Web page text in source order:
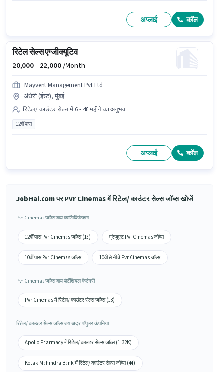
अप्लाई कॉल
रिटेल सेल्स एग्जीक्यूटिव
20,000 - 22,000/Month
Mayvent Management Pvt Ltd
अंधेरी (ईस्ट), मुंबई
रिटेल/ काउंटर सेल्स में 6 - 48 महीने का अनुभव
12वीं पास
अप्लाई कॉल
JobHai.com पर Pvr Cinemas में रिटेल/ काउंटर सेल्स जॉब्स खोजें
Pvr Cinemas जॉब्स बाय क्वालिफिकेशन
12वीं पास Pvr Cinemas जॉब्स (18) ग्रेजुएट Pvr Cinemas जॉब्स
10वीं पास Pvr Cinemas जॉब्स 10वीं से नीचे Pvr Cinemas जॉब्स
Pvr Cinemas जॉब्स बाय पोटेंशियल कैटेगरी
Pvr Cinemas में रिटेल/ काउंटर सेल्स जॉब्स (13)
रिटेल/ काउंटर सेल्स जॉब्स बाय अदर पॉपुलर कंपनियां
Apollo Pharmacy में रिटेल/ काउंटर सेल्स जॉब्स (1.32K)
Kotak Mahindra Bank में रिटेल/ काउंटर सेल्स जॉब्स (44)